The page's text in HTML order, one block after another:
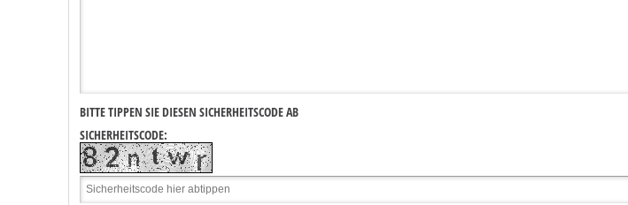
BITTE TIPPEN SIE DIESEN SICHERHEITSCODE AB
SICHERHEITSCODE: